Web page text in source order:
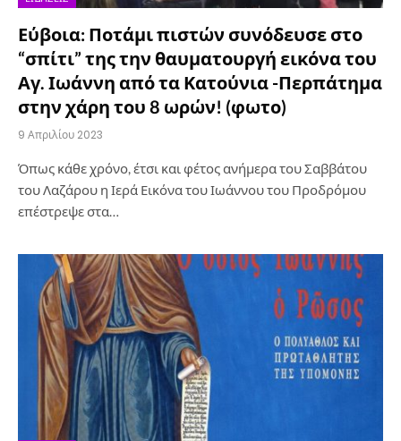
Εύβοια: Ποτάμι πιστών συνόδευσε στο
“σπίτι” της την θαυματουργή εικόνα του
Αγ. Ιωάννη από τα Κατούνια -Περπάτημα
στην χάρη του 8 ωρών! (φωτο)
9 Απριλίου 2023
Όπως κάθε χρόνο, έτσι και φέτος ανήμερα του Σαββάτου
του Λαζάρου η Ιερά Εικόνα του Ιωάννου του Προδρόμου
επέστρεψε στα…